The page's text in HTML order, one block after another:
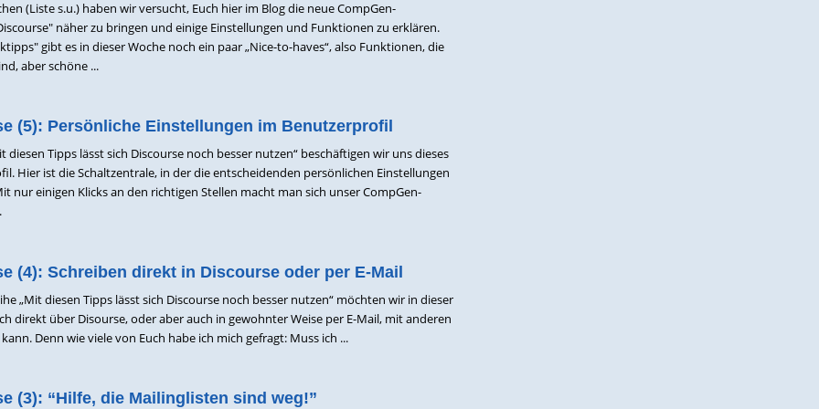
(Liste s.u.) haben wir versucht, Euch hier im Blog die neue CompGen-
näher zu bringen und einige Einstellungen und Funktionen zu erklären.
gibt es in dieser Woche noch ein paar „Nice-to-haves“, also Funktionen, die
aber schöne ...
(5): Persönliche Einstellungen im Benutzerprofil
diesen Tipps lässt sich Discourse noch besser nutzen“ beschäftigen wir uns dieses
Hier ist die Schaltzentrale, in der die entscheidenden persönlichen Einstellungen
nur einigen Klicks an den richtigen Stellen macht man sich unser CompGen-
(4): Schreiben direkt in Discourse oder per E-Mail
„Mit diesen Tipps lässt sich Discourse noch besser nutzen“ möchten wir in dieser
direkt über Disourse, oder aber auch in gewohnter Weise per E-Mail, mit anderen
Denn wie viele von Euch habe ich mich gefragt: Muss ich ...
(3): “Hilfe, die Mailinglisten sind weg!”